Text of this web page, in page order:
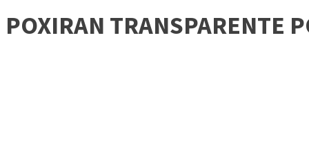
POXIRAN TRANSPARENTE